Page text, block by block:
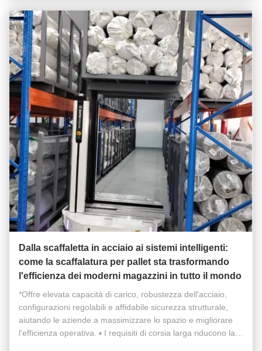
Dalla scaffaletta in acciaio ai sistemi intelligenti:
come la scaffalatura per pallet sta trasformando
l'efficienza dei moderni magazzini in tutto il mondo
*Offre elevata capacità di carico, robustezza dell'acciaio,
configurazioni regolabili e affidabile sicurezza strutturale,
aiutando le aziende a massimizzare lo spazio e migliorare
l'efficienza operativa. ▪️ I requisiti di corsia larga riducono la